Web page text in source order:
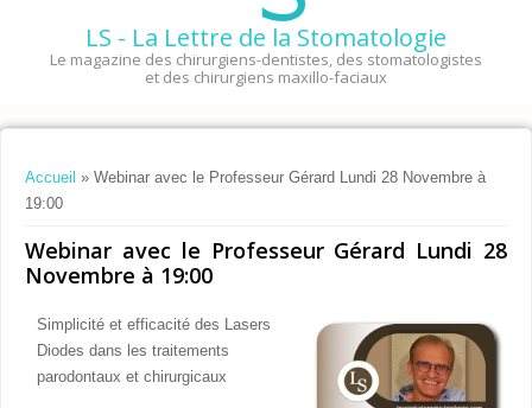
LS - La Lettre de la Stomatologie
Le magazine des chirurgiens-dentistes, des stomatologistes
et des chirurgiens maxillo-faciaux
Vous êtes ici
Accueil » Webinar avec le Professeur Gérard Lundi 28 Novembre à
19:00
Webinar avec le Professeur Gérard Lundi 28
Novembre à 19:00
Simplicité et efficacité des Lasers
Diodes dans les traitements
parodontaux et chirurgicaux